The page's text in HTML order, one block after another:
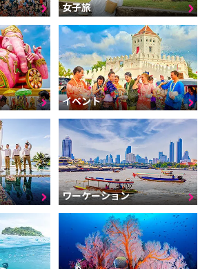
女子旅
イベント
ワーケーション